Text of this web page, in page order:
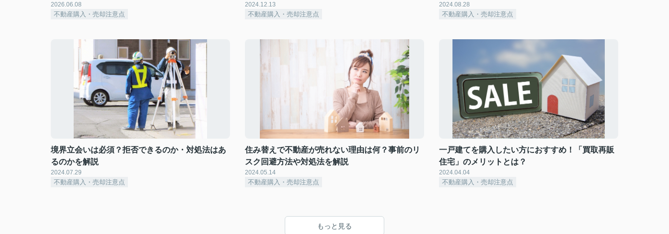
2026.06.08
不動産購入・売却注意点
2024.12.13
不動産購入・売却注意点
2024.08.28
不動産購入・売却注意点
境界立会いは必須？拒否できるのか・対処法はあ
るのかを解説
2024.07.29
不動産購入・売却注意点
住み替えで不動産が売れない理由は何？事前のリ
スク回避方法や対処法を解説
2024.05.14
不動産購入・売却注意点
一戸建てを購入したい方におすすめ！「買取再販
住宅」のメリットとは？
2024.04.04
不動産購入・売却注意点
もっと見る